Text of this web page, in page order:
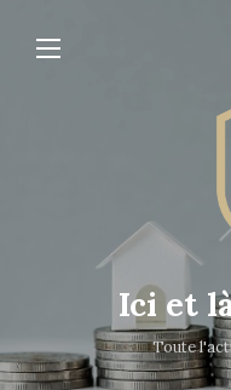
Ici et
Toute